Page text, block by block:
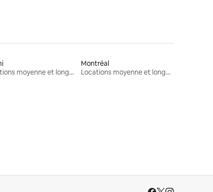
Locations moyenne et longue durée
Montréal
Locations moyenne et longue durée